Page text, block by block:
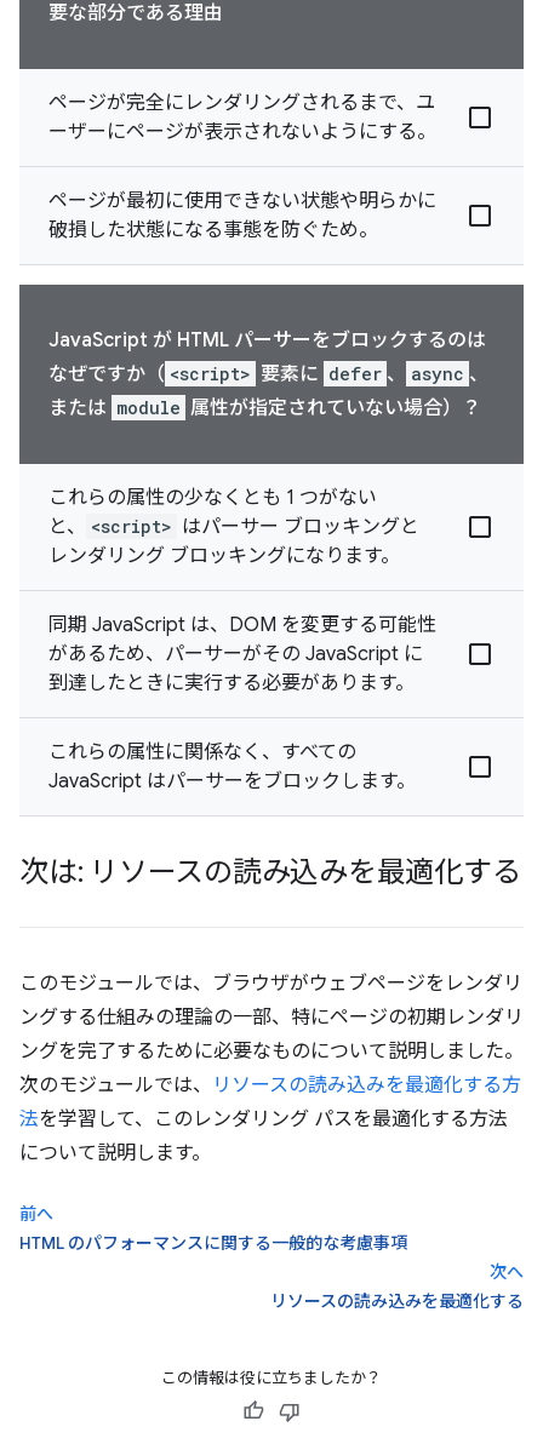
要な部分である理由
ページが完全にレンダリングされるまで、ユ
ーザーにページが表示されないようにする。
ページが最初に使用できない状態や明らかに
破損した状態になる事態を防ぐため。
JavaScript が HTML パーサーをブロックするのは
なぜですか（ <script> 要素に defer 、 async 、
または module 属性が指定されていない場合）？
これらの属性の少なくとも 1 つがない
と、
<script> はパーサー ブロッキングと
レンダリング ブロッキングになります。
同期 JavaScript は、DOM を変更する可能性
があるため、パーサーがその JavaScript に
到達したときに実行する必要があります。
これらの属性に関係なく、すべての
JavaScript はパーサーをブロックします。
次は: リソースの読み込みを最適化する
このモジュールでは、ブラウザがウェブページをレンダリ
ングする仕組みの理論の一部、特にページの初期レンダリ
ングを完了するために必要なものについて説明しました。
次のモジュールでは、
リソースの読み込みを最適化する方
法を学習して、このレンダリング パスを最適化する方法
について説明します。
前へ
HTML のパフォーマンスに関する一般的な考慮事項
次へ
リソースの読み込みを最適化する
この情報は役に立ちましたか？